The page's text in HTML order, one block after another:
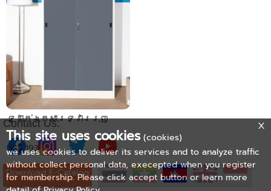
ទូដាក់ឯកសារទ្វាររុញ
US$ 193
Contact Us:
Download E-Catalog
This site uses cookies (cookies)
we uses cookies to deliver its services and to analyze traffic
without collect personal data, execepted when you register
for membership. Please click accept button or learn more